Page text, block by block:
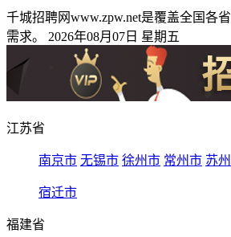
千城招聘网www.zpw.net是覆盖全国各
需求。 2026年08月07日 星期五
江苏省
南京市 无锡市 徐州市 常州市 苏
宿迁市
福建省